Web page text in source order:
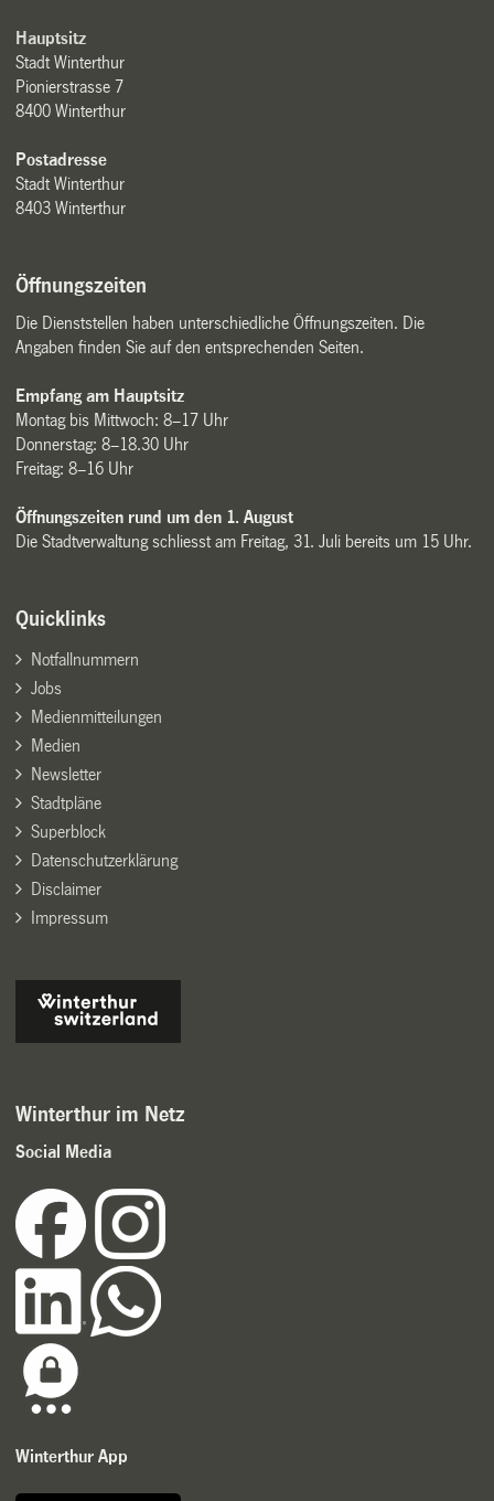
Hauptsitz
Stadt Winterthur
Pionierstrasse 7
8400 Winterthur
Postadresse
Stadt Winterthur
8403 Winterthur
Öffnungszeiten
Die Dienststellen haben unterschiedliche Öffnungszeiten. Die
Angaben finden Sie auf den entsprechenden Seiten.
Empfang am Hauptsitz
Montag bis Mittwoch: 8–17 Uhr
Donnerstag: 8–18.30 Uhr
Freitag: 8–16 Uhr
Öffnungszeiten rund um den 1. August
Die Stadtverwaltung schliesst am Freitag, 31. Juli bereits um 15 Uhr.
Quicklinks
Notfallnummern
Jobs
Medienmitteilungen
Medien
Newsletter
Stadtpläne
Superblock
Datenschutzerklärung
Disclaimer
Impressum
Winterthur im Netz
Social Media
Winterthur App